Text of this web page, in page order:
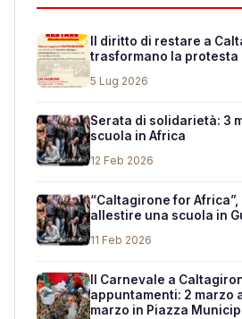
Il diritto di restare a
trasformano la protesta
5 Lug 2026
Serata di solidarietà: 3
scuola in Africa
12 Feb 2026
“Caltagirone for
allestire una scuola in
11 Feb 2026
Il Carnevale a
appuntamenti: 2 marzo
marzo in Piazza